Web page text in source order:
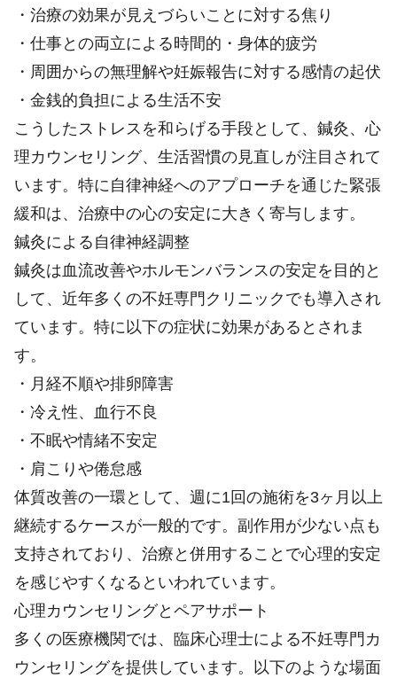
・治療の効果が見えづらいことに対する焦り
・仕事との両立による時間的・身体的疲労
・周囲からの無理解や妊娠報告に対する感情の起伏
・金銭的負担による生活不安
こうしたストレスを和らげる手段として、鍼灸、心
理カウンセリング、生活習慣の見直しが注目されて
います。特に自律神経へのアプローチを通じた緊張
緩和は、治療中の心の安定に大きく寄与します。
鍼灸による自律神経調整
鍼灸は血流改善やホルモンバランスの安定を目的と
して、近年多くの不妊専門クリニックでも導入され
ています。特に以下の症状に効果があるとされま
す。
・月経不順や排卵障害
・冷え性、血行不良
・不眠や情緒不安定
・肩こりや倦怠感
体質改善の一環として、週に1回の施術を3ヶ月以上
継続するケースが一般的です。副作用が少ない点も
支持されており、治療と併用することで心理的安定
を感じやすくなるといわれています。
心理カウンセリングとペアサポート
多くの医療機関では、臨床心理士による不妊専門カ
ウンセリングを提供しています。以下のような場面